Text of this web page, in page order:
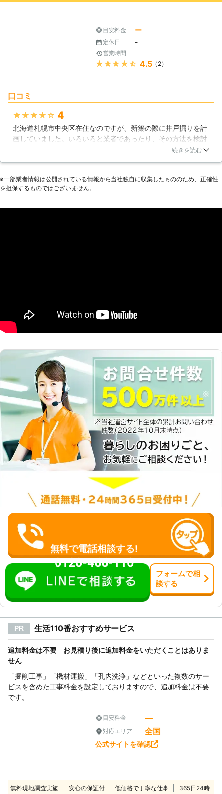
北海道 札幌市東区 2016年11月27日
目安料金 ー
定休日 -
営業時間
★★★★★ 4.5（2）
口コミ
★★★★★ 4
北海道札幌市中央区在住なのですが、新築の際に井戸掘りを計
画していました。いろいろと業者であったり、その方法を検討
していたのですが、株式会社昭晃というところが一番良さそう
たのでそのまま依頼することにしました。
続きを読む
※⼀部業者情報は公開されている情報から当社独⾃に収集したもののため、正確性
を担保するものではございません。
無料で電話相談する!
0120-466-110
フォームで相
談する
PR 生活110番おすすめサービス
追加料金は不要 お見積り後に追加料金をいただくことはありま
せん
「掘削工事」「機材運搬」「孔内洗浄」などといった複数のサー
ビスを含めた工事料金を設定しておりますので、追加料金は不要
です。
目安料金 ―
対応エリア 全国
公式サイトを確認
無料現地調査実施 安心の保証付 低価格で丁寧な仕事
365日24時